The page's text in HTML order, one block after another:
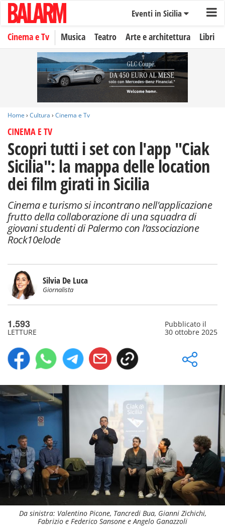
Eventi in Sicilia
Cinema e Tv Musica Teatro Arte e architettura Libri
Home › Cultura › Cinema e Tv
CINEMA E TV
Scopri tutti i set con l'app "Ciak
Sicilia": la mappa delle location
dei film girati in Sicilia
Cinema e turismo si incontrano nell'applicazione
frutto della collaborazione di una squadra di
giovani studenti di Palermo con l’associazione
Rock10elode
Silvia De Luca
Giornalista
1.593
LETTURE
Pubblicato il
30 ottobre 2025
Da sinistra: Valentino Picone, Tancredi Bua, Gianni Zichichi,
Fabrizio e Federico Sansone e Angelo Ganazzoli